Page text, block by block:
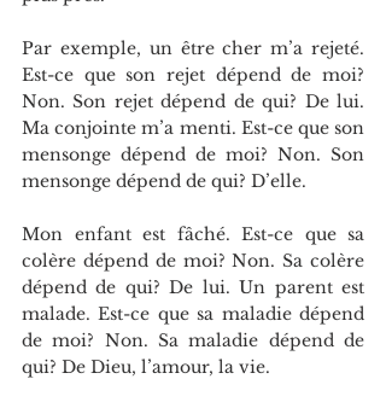
Par exemple, un être cher m’a rejeté.
Est-ce que son rejet dépend de moi?
Non. Son rejet dépend de qui? De lui.
Ma conjointe m’a menti. Est-ce que son
mensonge dépend de moi? Non. Son
mensonge dépend de qui? D’elle.
Mon enfant est fâché. Est-ce que sa
colère dépend de moi? Non. Sa colère
dépend de qui? De lui. Un parent est
malade. Est-ce que sa maladie dépend
de moi? Non. Sa maladie dépend de
qui? De Dieu, l’amour, la vie.